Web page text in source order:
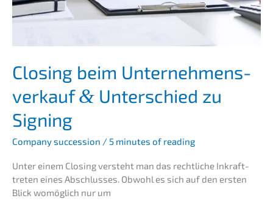
Closing beim Unter­nehmens­
verkauf& Unter­schied zu
Signing
Compa­ny succes­si­on / 5 minutes of reading
Unter einem Closing versteht man das recht­li­che Inkraft­
tre­ten eines Abschlus­ses. Obwohl es sich auf den ersten
Blick womög­lich nur um